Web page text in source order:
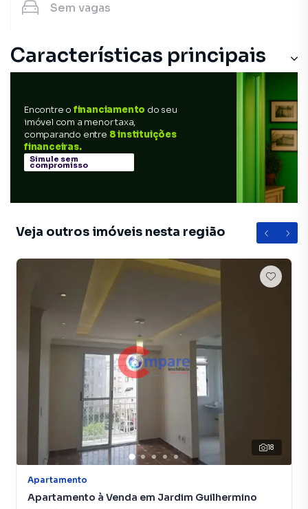
Sem vagas
Características principais
Encontre o financiamento do seu
imóvel com a menor taxa,
comparando entre 8 instituições
financeiras.
Simule sem
compromisso
Veja outros imóveis nesta região
18
Apartamento
Apartamento à Venda em Jardim Guilhermino